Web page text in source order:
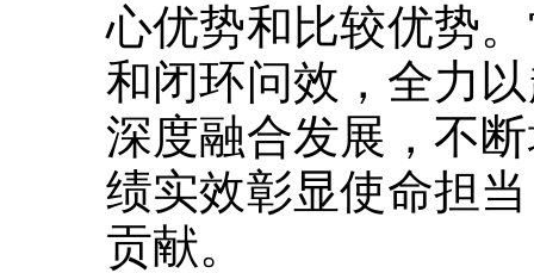
心优势和比较优势
和闭环问效，全力
深度融合发展，不
绩实效彰显使命担
贡献。